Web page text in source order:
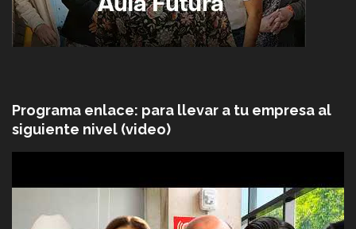
Programa enlace: para llevar a tu empresa al
siguiente nivel (video)